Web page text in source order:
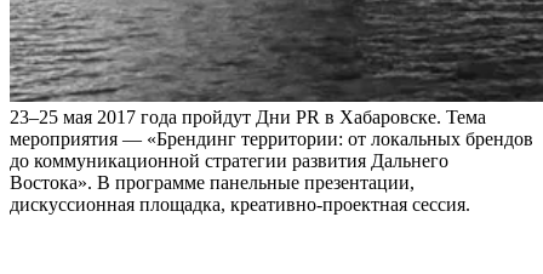
23–25 мая 2017 года пройдут Дни PR в Хабаровске. Тема
мероприятия — «Брендинг территории: от локальных брендов
до коммуникационной стратегии развития Дальнего
Востока». В программе панельные презентации,
дискуссионная площадка, креативно-проектная сессия.